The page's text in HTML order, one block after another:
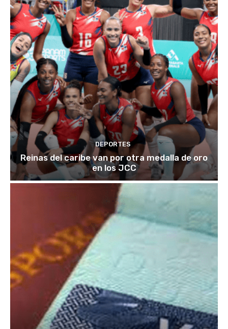
DEPORTES
Reinas del caribe van por otra medalla de oro
en los JCC